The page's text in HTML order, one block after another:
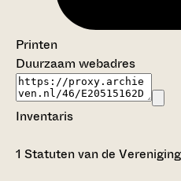
Printen
Duurzaam webadres
Inventaris
1 Statuten van de